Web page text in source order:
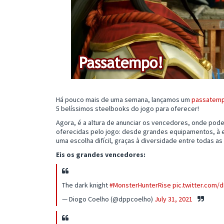
Há pouco mais de uma semana, lançamos um
5 belíssimos steelbooks do jogo para oferecer!
Agora, é a altura de anunciar os vencedores, onde
oferecidas pelo jogo: desde grandes equipamentos,
uma escolha difícil, graças à diversidade entre todas
Eis os grandes vencedores:
The dark knight#MonsterHunterRise pic.twitter.com/
— Diogo Coelho (@dppcoelho) July 31, 2021